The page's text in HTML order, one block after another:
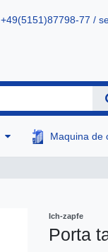
+49(5151)87798-77 /
Maquina de
Ich-zapfe
Porta